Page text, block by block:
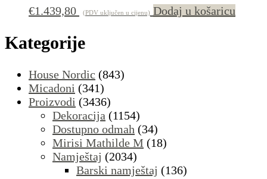
€1.439,80 (PDV uključen u cijenu) Dodaj u košaricu
Kategorije
House Nordic (843)
Micadoni (341)
Proizvodi (3436)
Dekoracija (1154)
Dostupno odmah (34)
Mirisi Mathilde M (18)
Namještaj (2034)
Barski namještaj (136)